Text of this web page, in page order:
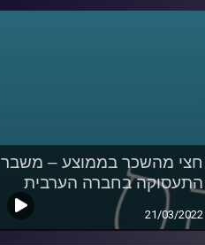
חצי מהשכר בממוצע – משבר
התעסוקה בחברה הערבית
21/03/2022